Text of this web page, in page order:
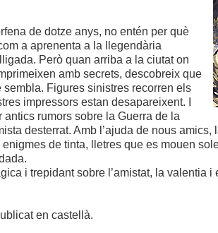
de dotze anys, no entén per què
a aprenenta a la llegendària
Però quan arriba a la ciutat on
amb secrets, descobreix que
sembla. Figures sinistres recorren els
impressors estan desapareixent. I
antics rumors sobre la Guerra de la
desterrat. Amb l’ajuda de nous amics,
enigmes de tinta, lletres que es mouen
i trepidant sobre l’amistat, la valentia i
en castellà.